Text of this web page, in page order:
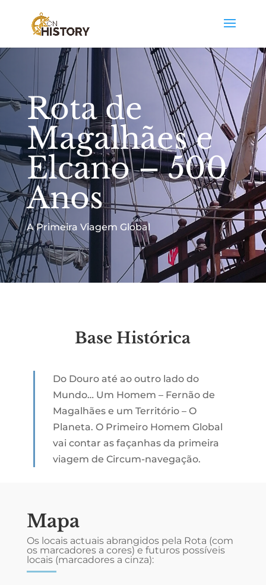
Rota de
Magalhães e
Elcano – 500
Anos
A Primeira Viagem Global
Base Histórica
Do Douro até ao outro lado do
Mundo… Um Homem – Fernão de
Magalhães e um Território – O
Planeta. O Primeiro Homem Global
vai contar as façanhas da primeira
viagem de Circum-navegação.
Mapa
Os locais actuais abrangidos pela Rota (com
os marcadores a cores) e futuros possíveis
locais (marcadores a cinza):